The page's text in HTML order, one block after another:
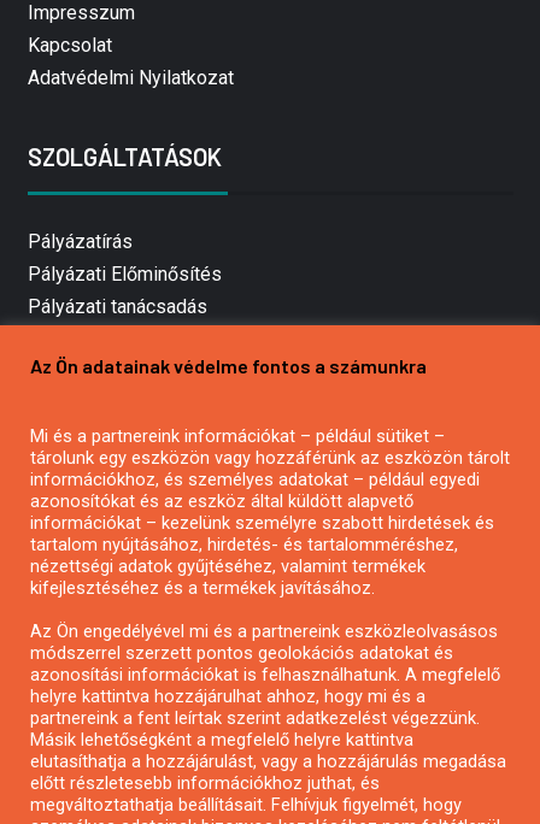
Impresszum
Kapcsolat
Adatvédelmi Nyilatkozat
SZOLGÁLTATÁSOK
Pályázatírás
Pályázati Előminősítés
Pályázati tanácsadás
Mezőgazdasági pályázatírás
Pályázatírás civil szervezeteknek
Pályázatírás önkormányzatoknak
Pályázatfigyelés
Specifikus pályázatfigyelés vagy hírlevél
Pályázatok magánszemélyeknek
Pályázatok civil szervezeteknek
Pályázatok vállalkozásoknak
Önkormányzati pályázatok
Az Ön adatainak védelme fontos a számunkra
Mi és a partnereink információkat – például sütiket –
tárolunk egy eszközön vagy hozzáférünk az eszközön tárolt
információkhoz, és személyes adatokat – például egyedi
azonosítókat és az eszköz által küldött alapvető
információkat – kezelünk személyre szabott hirdetések és
tartalom nyújtásához, hirdetés- és tartalomméréshez,
nézettségi adatok gyűjtéséhez, valamint termékek
kifejlesztéséhez és a termékek javításához.
Az Ön engedélyével mi és a partnereink eszközleolvasásos
módszerrel szerzett pontos geolokációs adatokat és
azonosítási információkat is felhasználhatunk. A megfelelő
helyre kattintva hozzájárulhat ahhoz, hogy mi és a
partnereink a fent leírtak szerint adatkezelést végezzünk.
Másik lehetőségként a megfelelő helyre kattintva
elutasíthatja a hozzájárulást, vagy a hozzájárulás megadása
előtt részletesebb információkhoz juthat, és
megváltoztathatja beállításait. Felhívjuk figyelmét, hogy